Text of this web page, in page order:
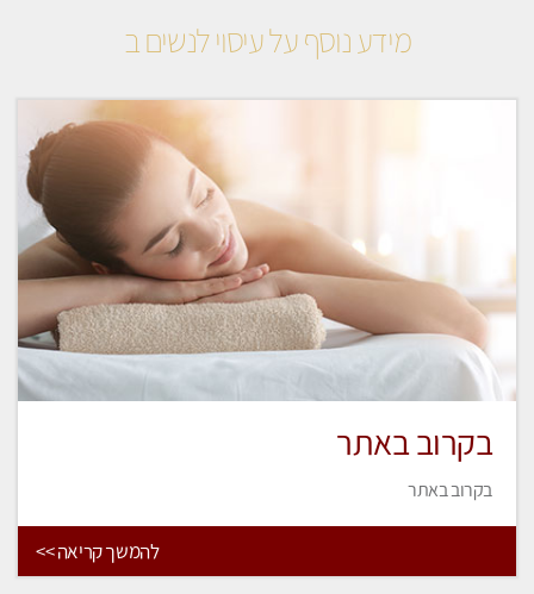
מידע נוסף על עיסוי לנשים ב
בקרוב באתר
בקרוב באתר
להמשך קריאה >>